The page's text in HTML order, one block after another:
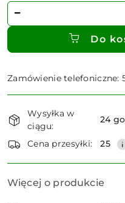
Ilość
Do
Zamówienie telefoniczne:
Dostępność
i
dostawa
Wysyłka w
ciągu:
24
Cena przesyłki: 25
Więcej o produkcie